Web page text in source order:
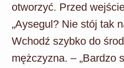
otworzyć. Przed
„Aysegul? Nie stój tak
Wchodź szybko do
mężczyzna. – „Bardzo